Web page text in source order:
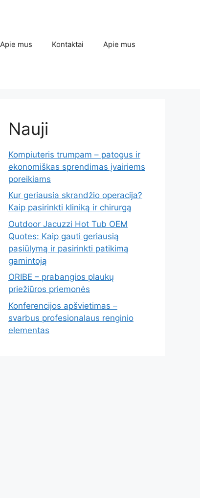
Apie mus Kontaktai Apie mus
Nauji
Kompiuteris trumpam – patogus ir
ekonomiškas sprendimas įvairiems
poreikiams
Kur geriausia skrandžio operacija?
Kaip pasirinkti kliniką ir chirurgą
Outdoor Jacuzzi Hot Tub OEM
Quotes: Kaip gauti geriausią
pasiūlymą ir pasirinkti patikimą
gamintoją
ORIBE – prabangios plaukų
priežiūros priemonės
Konferencijos apšvietimas –
svarbus profesionalaus renginio
elementas